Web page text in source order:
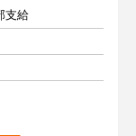
支給